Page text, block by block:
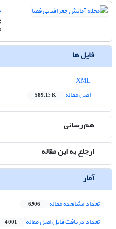
فایل ها
اصل مقاله
589.13 K
هم رسانی
ارجاع به این مقاله
آمار
تعداد مشاهده مقاله 6,906
تعداد دریافت فایل اصل مقاله 4,001